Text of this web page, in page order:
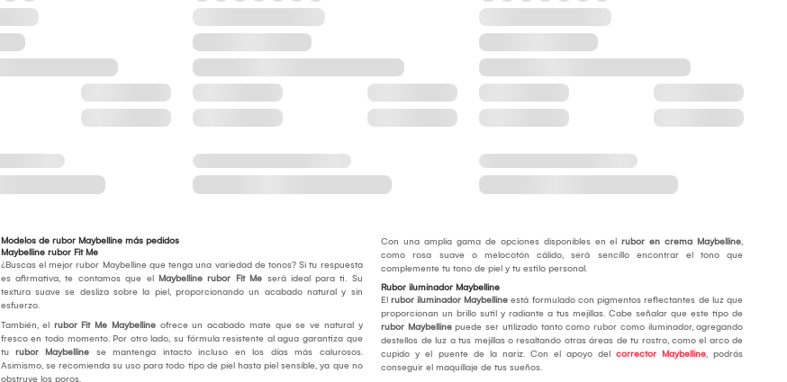
Modelos de rubor Maybelline más pedidos
Maybelline rubor Fit Me
¿Buscas el mejor rubor Maybelline que tenga una variedad de tonos? Si tu respuesta
es afirmativa, te contamos que el
Maybelline rubor Fit Me será ideal para ti. Su
textura suave se desliza sobre la piel, proporcionando un acabado natural y sin
esfuerzo.
También, el rubor Fit Me Maybelline ofrece un acabado mate que se ve natural y
fresco en todo momento. Por otro lado, su fórmula resistente al agua garantiza que
tu rubor Maybelline se mantenga intacto incluso en los días más calurosos.
Asimismo, se recomienda su uso para todo tipo de piel hasta piel sensible, ya que no
obstruye los poros.
Con una amplia gama de opciones disponibles en elrubor en crema Maybelline,
como rosa suave o melocotón cálido, será sencillo encontrar el tono que
complemente tu tono de piel y tu estilo personal.
Rubor iluminador Maybelline
Elrubor iluminador Maybellineestá formulado con pigmentos reflectantes de luz que
proporcionan un brillo sutil y radiante a tus mejillas. Cabe señalar que este tipo de
rubor Maybellinepuede ser utilizado tanto como rubor como iluminador, agregando
destellos de luz a tus mejillas o resaltando otras áreas de tu rostro, como el arco de
cupido y el puente de la nariz. Con el apoyo delcorrector Maybelline, podrás
conseguir el maquillaje de tus sueños.